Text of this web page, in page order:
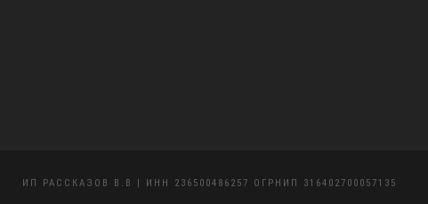
ИП РАССКАЗОВ В.В | ИНН 236500486257 ОГРНИП 316402700057135